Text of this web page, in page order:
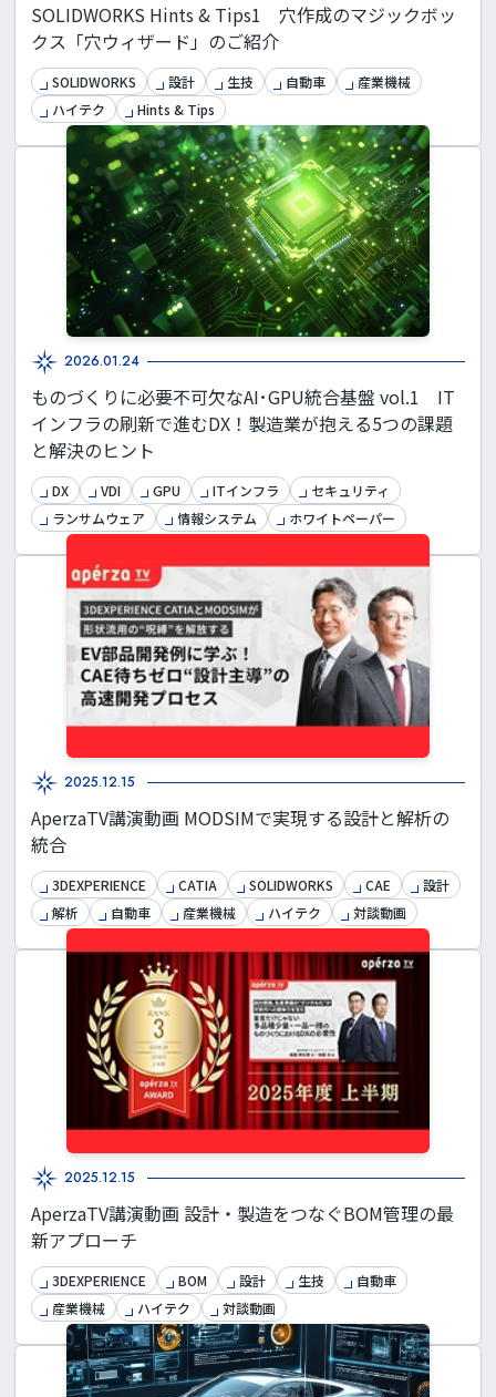
SOLIDWORKS Hints & Tips1 穴作成のマジックボッ
クス「穴ウィザード」のご紹介
SOLIDWORKS 設計 生技 自動車
産業機械
ハイテク
Hints & Tips
2026.01.24
ものづくりに必要不可欠なAI･GPU統合基盤 vol.1 IT
インフラの刷新で進むDX！製造業が抱える5つの課題
と解決のヒント
DX VDI GPU ITインフラ
セキュリティ
ランサムウェア
情報システム ホワイトペーパー
2025.12.15
AperzaTV講演動画 MODSIMで実現する設計と解析の
統合
3DEXPERIENCE CATIA SOLIDWORKS CAE
設計
解析
自動車 産業機械 ハイテク 対談動画
2025.12.15
AperzaTV講演動画 設計・製造をつなぐBOM管理の最
新アプローチ
3DEXPERIENCE BOM 設計 生技
自動車
産業機械
ハイテク 対談動画